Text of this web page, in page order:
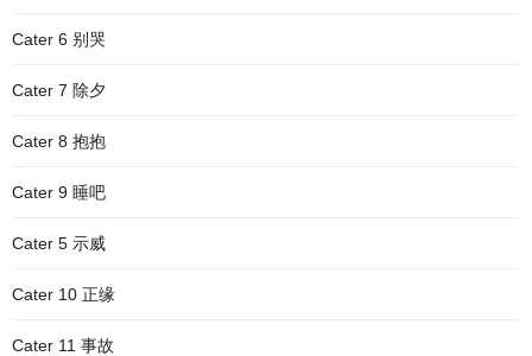
Cater 6 别哭
Cater 7 除夕
Cater 8 抱抱
Cater 9 睡吧
Cater 5 示威
Cater 10 正缘
Cater 11 事故